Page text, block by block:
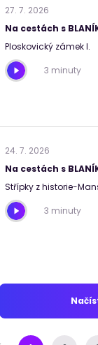
27. 7. 2026
Na cestách s
Ploskovický zámek I.
3 minuty
24. 7. 2026
Na cestách s
Střípky z historie-
3 minuty